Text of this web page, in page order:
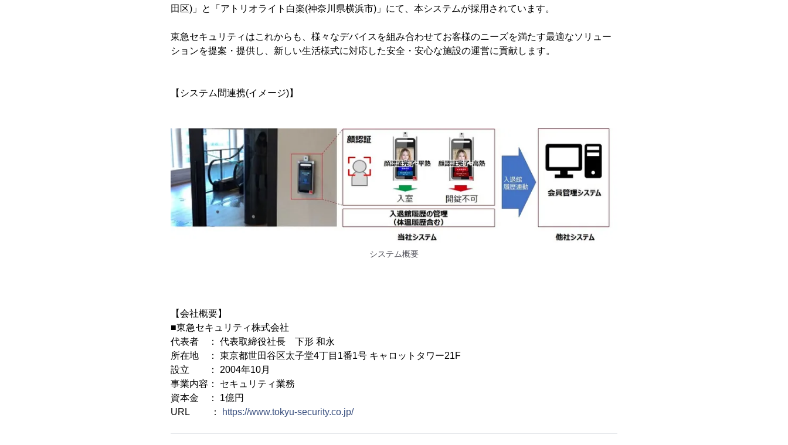
田区)」と「アトリオライト白楽(神奈川県横浜市)」にて、本システムが採用されています。
東急セキュリティはこれからも、様々なデバイスを組み合わせてお客様のニーズを満たす最適なソリュー
ションを提案・提供し、新しい生活様式に対応した安全・安心な施設の運営に貢献します。
【システム間連携(イメージ)】
システム概要
【会社概要】
■東急セキュリティ株式会社
代表者 ： 代表取締役社長 下形 和永
所在地 ： 東京都世田谷区太子堂4丁目1番1号 キャロットタワー21F
設立 ： 2004年10月
事業内容： セキュリティ業務
資本金 ： 1億円
URL ：
https://www.tokyu-security.co.jp/